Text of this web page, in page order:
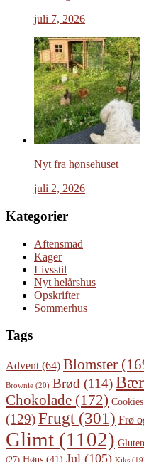
juli 7, 2026
Nyt fra hønsehuset
juli 2, 2026
Kategorier
Aftensmad
Kager
Livsstil
Nyt helårshus
Opskrifter
Sommerhus
Tags
Advent (64) Blomster
Brownie (20) Brød (114)
Chokolade (172) Cookies
(129)Frugt (301) Frø
Glimt (1102)
(27) Høns (41) Jul (105) Kiks